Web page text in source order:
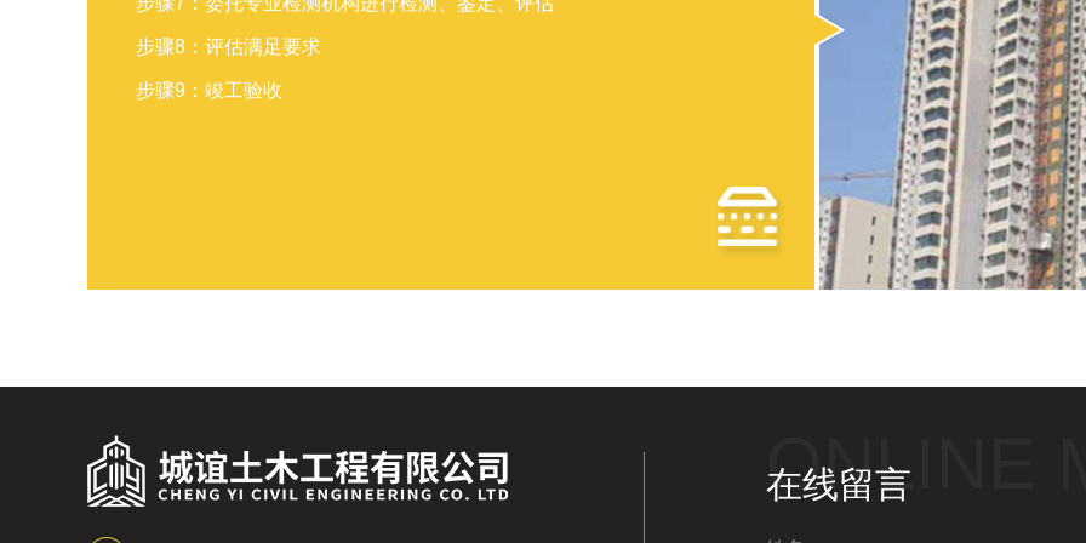
步骤8：评估满足要求
步骤9：竣工验收
ONLINE
在线留言